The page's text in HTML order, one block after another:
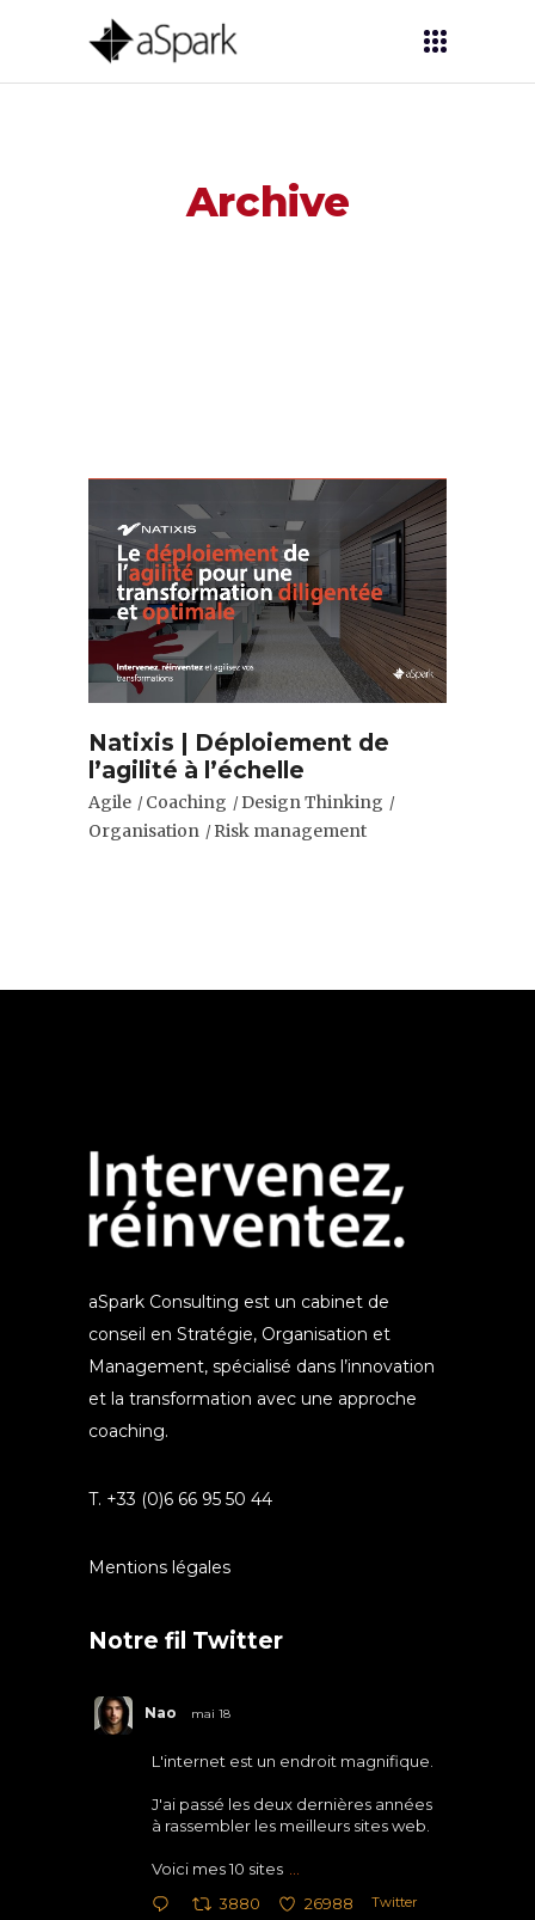
Archive
Natixis | Déploiement de
l’agilité à l’échelle
Agile Coaching
Design Thinking
Organisation
Risk management
aSpark Consulting est un cabinet de
conseil en Stratégie, Organisation et
Management, spécialisé dans l’innovation
et la transformation avec une approche
coaching.
T. +33 (0)6 66 95 50 44
Mentions légales
Notre fil Twitter
Nao mai 18
L'internet est un endroit magnifique.
J'ai passé les deux dernières années
à rassembler les meilleurs sites web.
Voici mes 10 sites
3880 26988 Twitter